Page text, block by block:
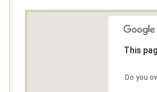
This
Do you